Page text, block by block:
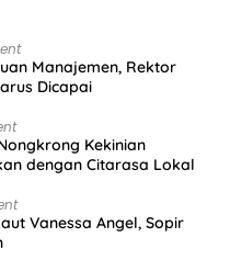
Manajemen, Rektor
Dicapai
Kekinian
dengan Citarasa Lokal
Vanessa Angel, Sopir